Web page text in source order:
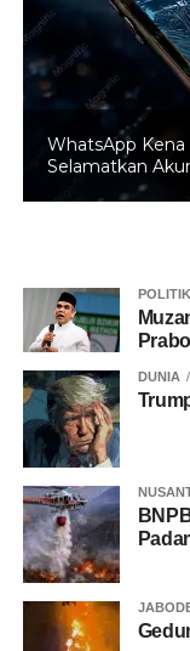
WhatsApp Kena
Selamatkan
POLITIK
DUNIA